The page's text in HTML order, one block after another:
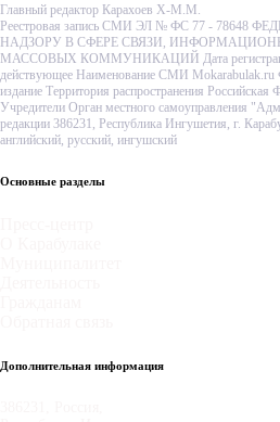
Главный редактор Карахоев Х-М.М.
Реестровая запись СМИ ЭЛ № ФС 77 - 78648
НАДЗОРУ В СФЕРЕ СВЯЗИ,
МАССОВЫХ КОММУНИКАЦИЙ Дата регистрации
действующее Наименование СМИ Mokarabulak.ru
издание Территория распространения Российская
Учредители Орган местного самоуправления
редакции 386231, Республика Ингушетия, г.
английский, русский, ингушский
Основные разделы
Дополнительная информация